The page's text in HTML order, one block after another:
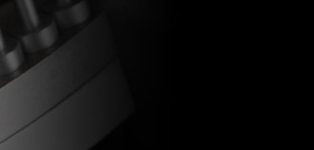
于山东省
立于1995
为制药行业提供高效率、
性、高性价比的固体制剂
造智能化制药工厂提供更
位服务。
决方案
案
为全球用户提供固体制剂专业化、自动
为全球用户提供固体制剂专业化、自动